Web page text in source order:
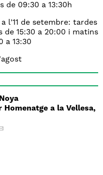
de 09:30 a 13:30h
l'11 de setembre: tardes
15:30 a 20:00 i matins
a 13:30
a la Vellesa,